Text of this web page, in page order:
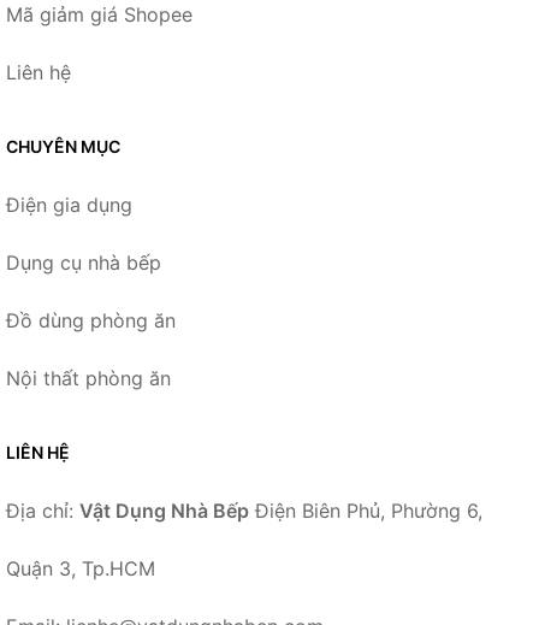
Mã giảm giá Shopee
Liên hệ
CHUYÊN MỤC
Điện gia dụng
Dụng cụ nhà bếp
Đồ dùng phòng ăn
Nội thất phòng ăn
LIÊN HỆ
Địa chỉ: Vật Dụng Nhà Bếp Điện Biên Phủ, Phường 6,
Quận 3, Tp.HCM